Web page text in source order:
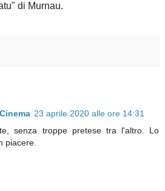
di Murnau.
23 aprile 2020 alle ore 14:31
senza troppe pretese tra l'altro. Lo
piacere.